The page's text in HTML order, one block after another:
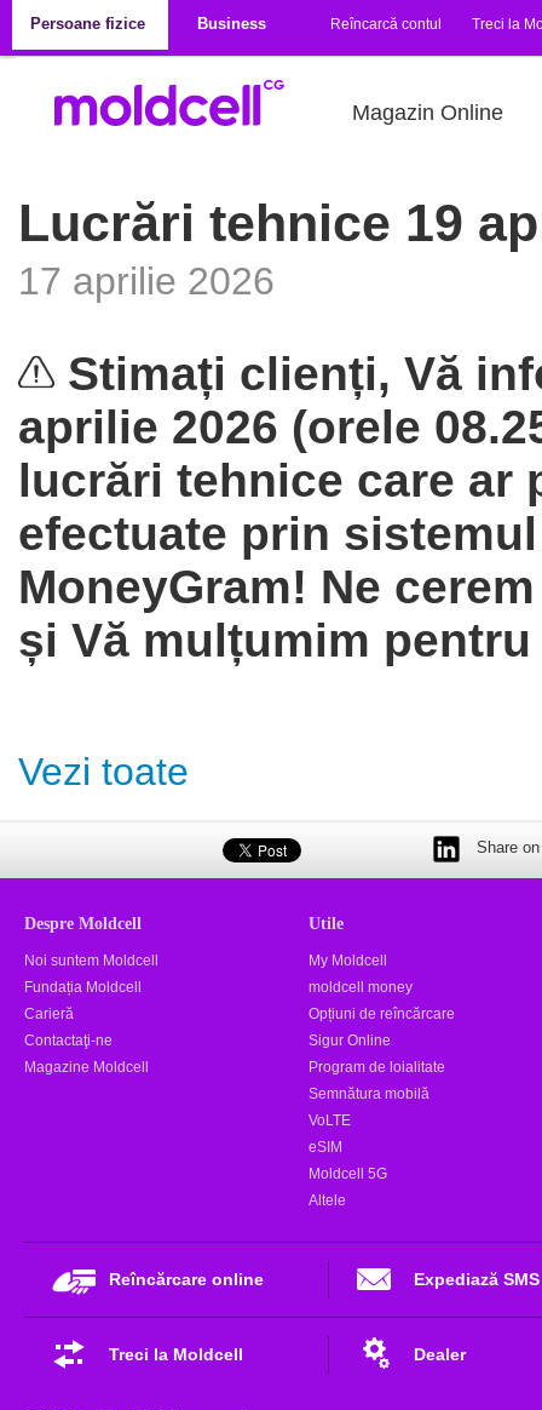
Persoane fizice
Business Reîncarcă contul Treci la
Magazin Online
Lucrări tehnice 19
17 aprilie 2026
Stimați clienți, Vă
aprilie 2026 (orele
lucrări tehnice care ar
efectuate prin
MoneyGram! Ne
și Vă mulțumim
Vezi toate
Share
Despre Moldcell
Noi suntem Moldcell
Fundația Moldcell
Carieră
Contactaţi-ne
Magazine Moldcell
Utile
My Moldcell
moldcell money
Opțiuni de reîncărcare
Sigur Online
Program de loialitate
Semnătura mobilă
VoLTE
eSIM
Moldcell 5G
Altele
Reîncărcare online Expediază SMS
Treci la Moldcell Dealer